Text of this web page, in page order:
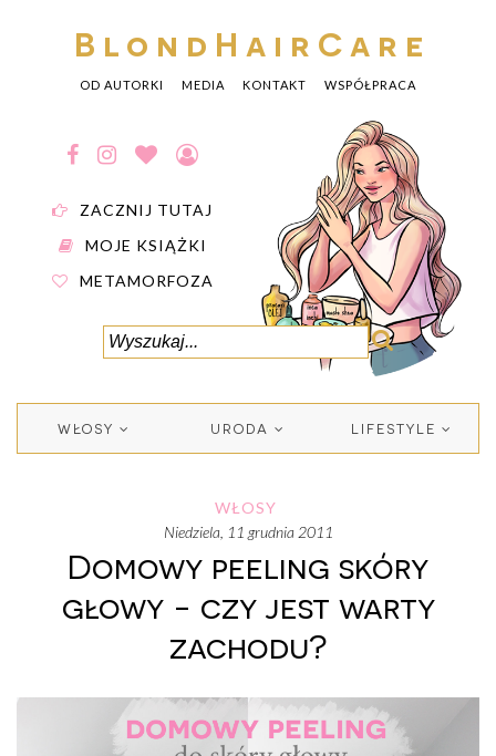
BlondHairCare
OD AUTORKI MEDIA KONTAKT WSPÓŁPRACA
ZACZNIJ TUTAJ
MOJE KSIĄŻKI
METAMORFOZA
WŁOSY URODA LIFESTYLE
WŁOSY
niedziela, 11 grudnia 2011
Domowy peeling skóry
głowy - czy jest warty
zachodu?